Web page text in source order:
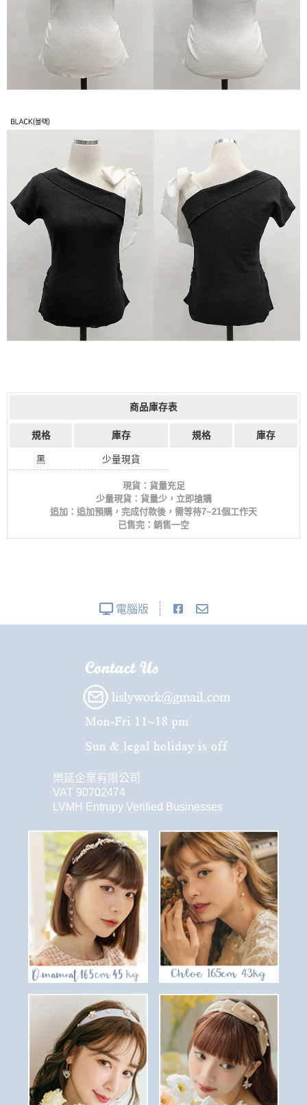
商品庫存表
規格 庫存 規格 庫存
黑 少量現貨
現貨：貨量充足
少量現貨：貨量少，立即搶購
追加：追加預購，完成付款後，需等待7~21個工作天
已售完：銷售一空
電腦版
樂延企業有限公司
VAT 90702474
LVMH Entrupy Verified Businesses